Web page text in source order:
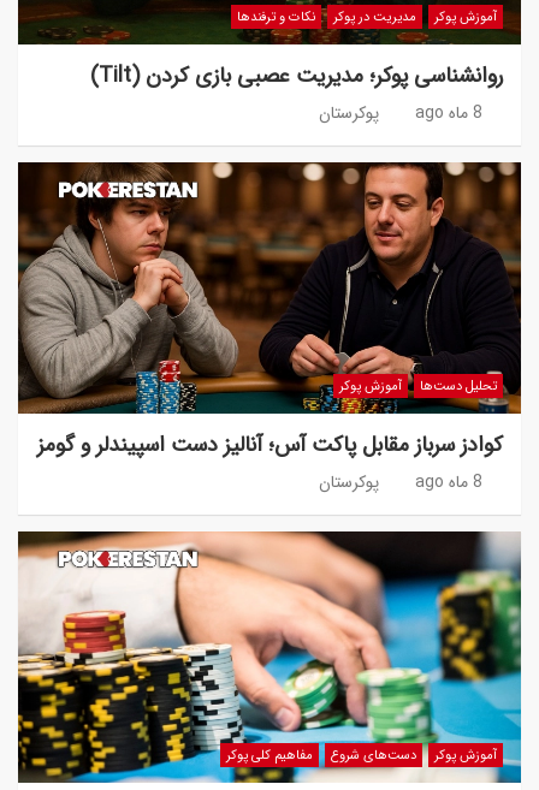
آموزش پوکر مدیریت در پوکر نکات و ترفندها
روانشناسی پوکر؛ مدیریت عصبی بازی کردن (Tilt)
8 ماه ago پوکرستان
تحلیل دست‌ها آموزش پوکر
کوادز سرباز مقابل پاکت آس؛ آنالیز دست اسپیندلر و گومز
8 ماه ago پوکرستان
آموزش پوکر دست‌های شروع مفاهیم کلی پوکر